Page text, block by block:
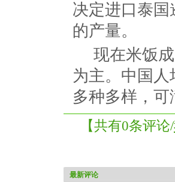
决定进口泰
的产量。
现在米饭成
为主。中国
多种多样，
【共有0条评论/
最新评论